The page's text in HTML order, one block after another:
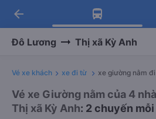
Tải app Vexere ngay!
Nhận ưu đãi thành viên
Tải app Vexere
-30k/ghế khi đặt vé
arrow_back
Đô Lương Thị xã Kỳ Anh
Vé xe khách xe đi từ xe giường nằm
Vé xe Giường nằm của 4
Thị xã Kỳ Anh: 2 chuyến